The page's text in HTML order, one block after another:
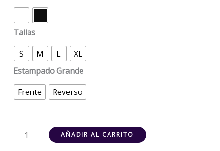
Tallas
S
M L
XL
Estampado Grande
Frente
Reverso
AÑADIR AL CARRITO